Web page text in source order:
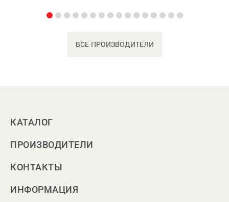
ВСЕ ПРОИЗВОДИТЕЛИ
КАТАЛОГ
ПРОИЗВОДИТЕЛИ
КОНТАКТЫ
ИНФОРМАЦИЯ